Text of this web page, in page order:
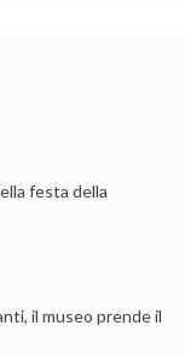
festa della
il museo prende il